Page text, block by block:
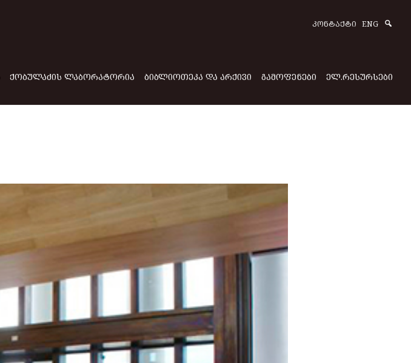
ᲙᲝᲜᲢᲐᲥᲢᲘ ENG
ᲥᲝᲑᲣᲚᲐᲫᲘᲡ ᲚᲐᲑᲝᲠᲐᲢᲝᲠᲘᲐ ᲑᲘᲑᲚᲘᲝᲗᲔᲙᲐ ᲓᲐ ᲐᲠᲥᲘᲕᲘ ᲒᲐᲛᲝᲤᲔᲜᲔᲑᲘ ᲔᲚ.ᲠᲔᲡᲣᲠᲡᲔᲑᲘ